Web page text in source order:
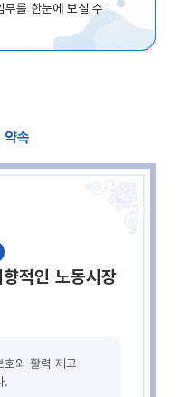
무를 한눈에 보실 수
약속
적인 노동시장
호와 활력 제고
.